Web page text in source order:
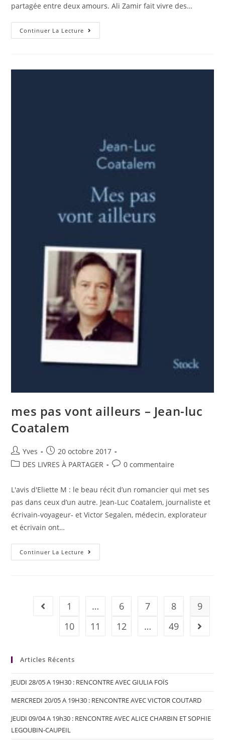
partagée entre deux amours. Ali Zamir fait vivre des…
Continuer La Lecture
mes pas vont ailleurs – Jean-luc
Coatalem
Yves
20 octobre 2017
DES LIVRES À PARTAGER
0 commentaire
L'avis d'Eliette M : le beau récit d’un romancier qui met ses
pas dans ceux d’un autre. Jean-Luc Coatalem, journaliste et
écrivain-voyageur- et Victor Segalen, médecin, explorateur
et écrivain ont…
Continuer La Lecture
1 … 6 7 8
9
10
11 12 … 49
Articles Récents
JEUDI 28/05 A 19H30 : RENCONTRE AVEC GIULIA FOÏS
MERCREDI 20/05 A 19H30 : RENCONTRE AVEC VICTOR COUTARD
JEUDI 09/04 A 19h30 : RENCONTRE AVEC ALICE CHARBIN ET SOPHIE
LEGOUBIN-CAUPEIL